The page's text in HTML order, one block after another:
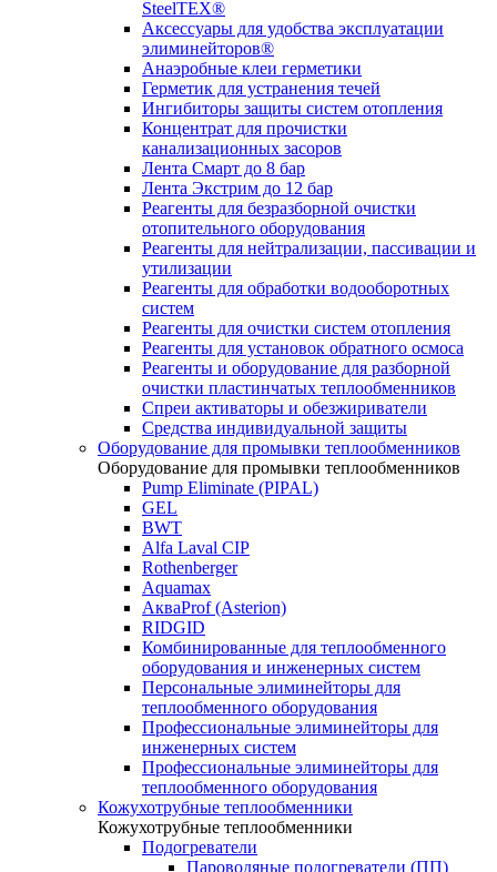
SteelTEX®
Аксессуары для удобства эксплуатации
элиминейторов®
Анаэробные клеи герметики
Герметик для устранения течей
Ингибиторы защиты систем отопления
Концентрат для прочистки
канализационных засоров
Лента Смарт до 8 бар
Лента Экстрим до 12 бар
Реагенты для безразборной очистки
отопительного оборудования
Реагенты для нейтрализации, пассивации и
утилизации
Реагенты для обработки водооборотных
систем
Реагенты для очистки систем отопления
Реагенты для установок обратного осмоса
Реагенты и оборудование для разборной
очистки пластинчатых теплообменников
Спреи активаторы и обезжириватели
Средства индивидуальной защиты
Оборудование для промывки теплообменников
Оборудование для промывки теплообменников
Pump Eliminate (PIPAL)
GEL
BWT
Alfa Laval CIP
Rothenberger
Aquamax
АкваProf (Asterion)
RIDGID
Комбинированные для теплообменного
оборудования и инженерных систем
Персональные элиминейторы для
теплообменного оборудования
Профессиональные элиминейторы для
инженерных систем
Профессиональные элиминейторы для
теплообменного оборудования
Кожухотрубные теплообменники
Кожухотрубные теплообменники
Подогреватели
Пароводяные подогреватели (ПП)